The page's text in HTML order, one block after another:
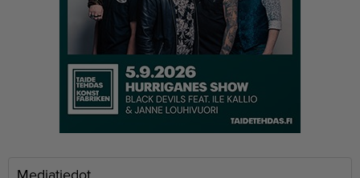
Mediatiedot